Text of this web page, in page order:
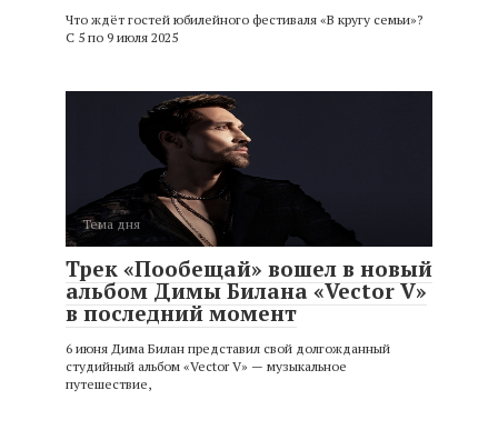
Что ждёт гостей юбилейного фестиваля «В кругу семьи»?
С 5 по 9 июля 2025
Тема дня
Трек «Пообещай» вошел в новый
альбом Димы Билана «Vector V»
в последний момент
6 июня Дима Билан представил свой долгожданный
студийный альбом «Vector V» — музыкальное
путешествие,